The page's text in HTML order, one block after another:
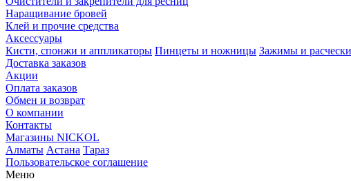
Наращивание бровей
Клей и прочие средства
Аксессуары
Кисти, спонжи и аппликаторы Пинцеты и ножницы Зажимы и
Доставка заказов
Акции
Оплата заказов
Обмен и возврат
О компании
Контакты
Магазины NICKOL
Алматы Астана Тараз
Пользовательское соглашение
Меню